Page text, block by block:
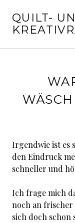
zum
Inhalt
QUILT-
Irgendwie ist es
den Eindruck
schneller und
Ich frage mich
noch an frischer
sich doch schon